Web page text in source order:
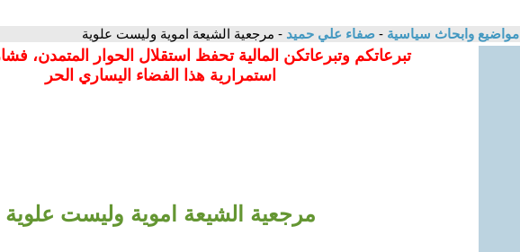
مواضيع وابحاث سياسية - صفاء علي حميد - مرجعية الشيعة اموية وليست علوية
تبرعاتكم وتبرعاتكن المالية تحفظ استقلال الحوار المتمدن،
استمرارية هذا الفضاء اليساري الحر
مرجعية الشيعة اموية وليست علوية